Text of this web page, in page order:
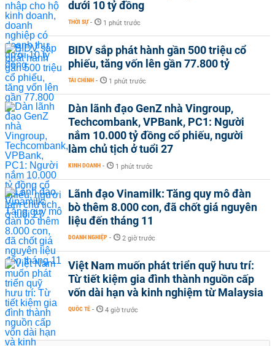
dưới 10 tỷ đồng
THỜI SỰ - 1 phút trước
BIDV sắp phát hành gần 500 triệu cổ
phiếu, tăng vốn lên gần 77.800 tỷ
TÀI CHÍNH - 1 phút trước
Dàn lãnh đạo GenZ nhà Vingroup,
Techcombank, VPBank, PC1: Người
nắm 10.000 tỷ đồng cổ phiếu, người
làm chủ tịch ở tuổi 27
KINH DOANH - 1 phút trước
Lãnh đạo Vinamilk: Tăng quy mô đàn
bò thêm 8.000 con, đã chốt giá nguyên
liệu đến tháng 11
DOANH NGHIỆP - 2 giờ trước
Việt Nam muốn phát triển quỹ hưu trí:
Từ tiết kiệm gia đình thành nguồn cấp
vốn dài hạn và kinh nghiệm từ Malaysia
QUỐC TẾ - 4 giờ trước